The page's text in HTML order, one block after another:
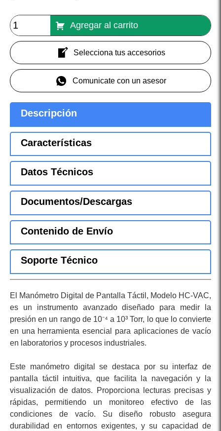
Agregar al carrito
Selecciona tus accesorios
Comunicate con un asesor
Descripción
Características
Datos Técnicos
Documentos/Descargas
Contenido de Envío
Soporte Técnico
El Manómetro Digital de Pantalla Táctil, Modelo HC-VAC,
es un instrumento avanzado diseñado para medir la
presión en un rango de 10⁻⁴ a 10³ Torr, lo que lo convierte
en una herramienta esencial para aplicaciones de vacío
en laboratorios y procesos industriales.
Este manómetro digital se destaca por su interfaz de
pantalla táctil intuitiva, que facilita la navegación y la
visualización de datos. Proporciona lecturas precisas y
rápidas, permitiendo un monitoreo efectivo de las
condiciones de vacío. Su diseño robusto asegura
durabilidad en entornos exigentes, y su capacidad de